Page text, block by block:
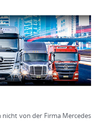
nicht von der Firma Mercedes